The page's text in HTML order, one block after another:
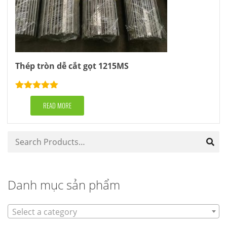
Thép tròn dễ cắt gọt 1215MS
Rated5.00
out of 5READ MORE
Danh mục sản phẩm
Select a category